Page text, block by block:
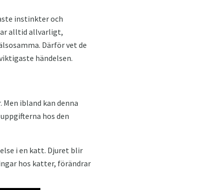
instinkter och
alltid allvarligt,
Därför vet de
händelsen.
ibland kan denna
hos den
i en katt. Djuret blir
hos katter, förändrar